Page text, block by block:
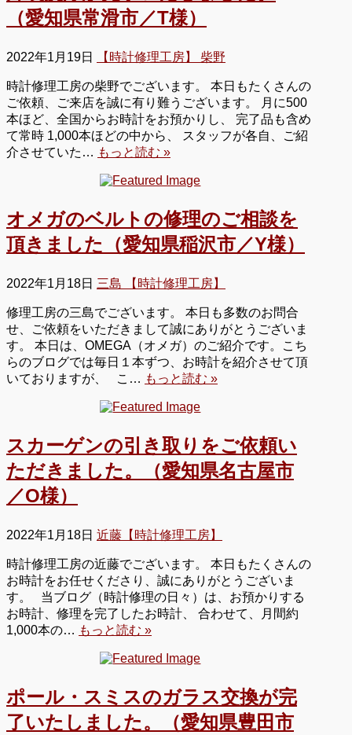
（愛知県常滑市／T様）
2022年1月19日 【時計修理工房】 柴野
時計修理工房の柴野でございます。 本日もたくさんの
ご依頼、ご来店を誠に有り難うございます。 月に500
本ほど、全国からお時計をお預かりし、 完了品も含め
て常時 1,000本ほどの中から、 スタッフが各自、ご紹
介させていた… もっと読む »
オメガのベルトの修理のご相談を
頂きました（愛知県稲沢市／Y様）
2022年1月18日 三島 【時計修理工房】
修理工房の三島でございます。 本日も多数のお問合
せ、ご依頼をいただきまして誠にありがとうございま
す。 本日は、OMEGA（オメガ）のご紹介です。こち
らのブログでは毎日１本ずつ、お時計を紹介させて頂
いておりますが、 こ… もっと読む »
スカーゲンの引き取りをご依頼い
ただきました。（愛知県名古屋市
／O様）
2022年1月18日 近藤【時計修理工房】
時計修理工房の近藤でございます。 本日もたくさんの
お時計をお任せくださり、誠にありがとうございま
す。 当ブログ（時計修理の日々）は、お預かりする
お時計、修理を完了したお時計、 合わせて、月間約
1,000本の… もっと読む »
ポール・スミスのガラス交換が完
了いたしました。（愛知県豊田市